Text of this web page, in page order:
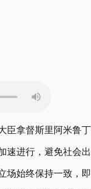
臣拿督斯里阿米
速进行，避免社会
场始终保持一致，